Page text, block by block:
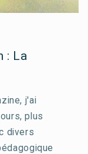
: La
j'ai
plus
divers